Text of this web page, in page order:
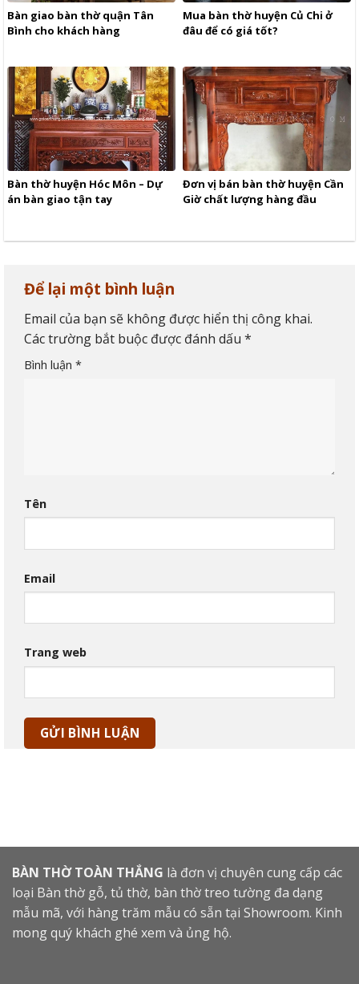
Bàn giao bàn thờ quận Tân
Bình cho khách hàng
Mua bàn thờ huyện Củ Chi ở
đâu để có giá tốt?
Bàn thờ huyện Hóc Môn – Dự
án bàn giao tận tay
Đơn vị bán bàn thờ huyện Cần
Giờ chất lượng hàng đầu
Để lại một bình luận
Email của bạn sẽ không được hiển thị công khai.
Các trường bắt buộc được đánh dấu *
Bình luận *
Tên
Email
Trang web
BÀN THỜ TOÀN THẮNG là đơn vị chuyên cung cấp các
loại Bàn thờ gỗ, tủ thờ, bàn thờ treo tường đa dạng
mẫu mã, với hàng trăm mẫu có sẵn tại Showroom. Kinh
mong quý khách ghé xem và ủng hộ.